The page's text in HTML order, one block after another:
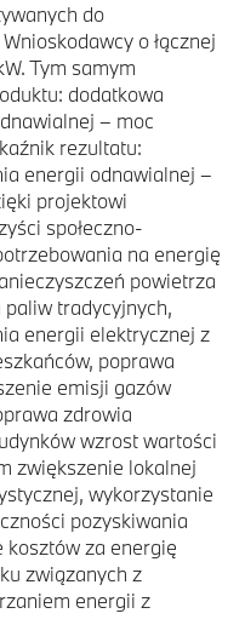
do
o łącznej
Tym samym
dodatkowa
– moc
rezultatu:
energii odnawialnej –
projektowi
społeczno-
na energię
powietrza
tradycyjnych,
energii elektrycznej z
poprawa
emisji gazów
zdrowia
wzrost wartości
zwiększenie lokalnej
wykorzystanie
pozyskiwania
kosztów za energię
związanych z
energii z